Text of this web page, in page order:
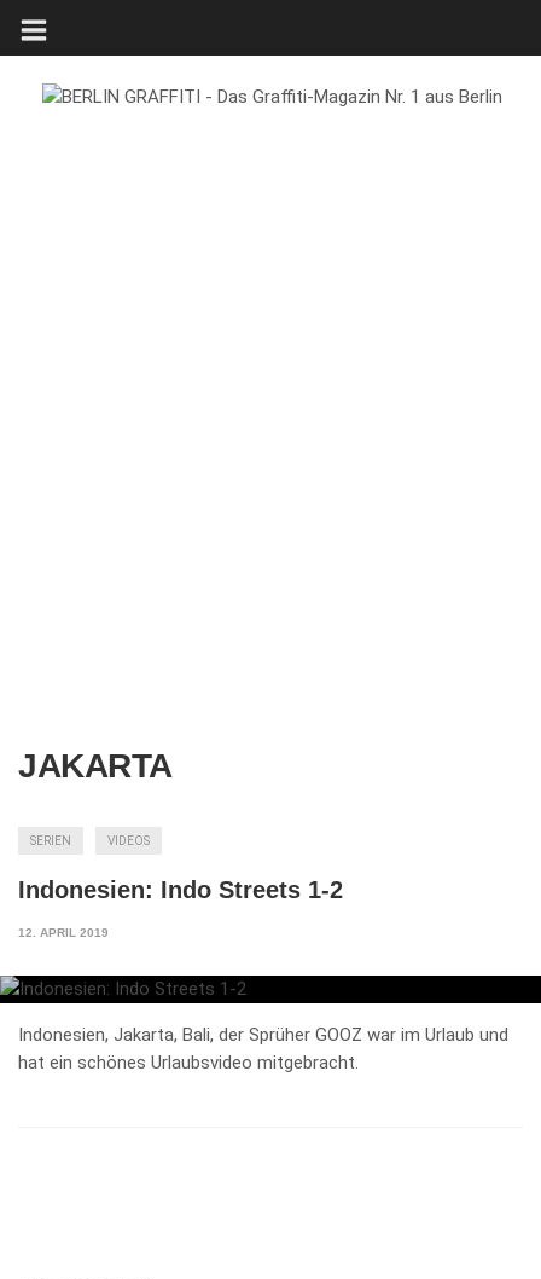
JAKARTA
SERIEN VIDEOS
Indonesien: Indo Streets 1-2
12. APRIL 2019
Indonesien, Jakarta, Bali, der Sprüher GOOZ war im Urlaub und
hat ein schönes Urlaubsvideo mitgebracht.